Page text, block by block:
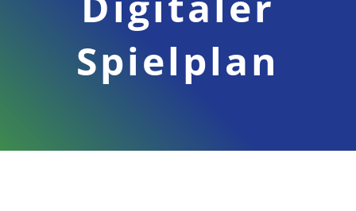
Spielplan